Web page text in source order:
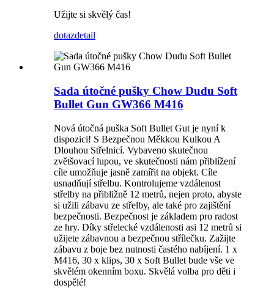
Užijte si skvělý čas!
dotazdetail
Sada útočné pušky Chow Dudu Soft
Bullet Gun GW366 M416
Nová útočná puška Soft Bullet Gut je nyní k
dispozici! S Bezpečnou Měkkou Kulkou A
Dlouhou Střelnicí. Vybaveno skutečnou
zvětšovací lupou, ve skutečnosti nám přiblížení
cíle umožňuje jasně zamířit na objekt. Cíle
usnadňují střelbu. Kontrolujeme vzdálenost
střelby na přibližně 12 metrů, nejen proto, abyste
si užili zábavu ze střelby, ale také pro zajištění
bezpečnosti. Bezpečnost je základem pro radost
ze hry. Díky střelecké vzdálenosti asi 12 metrů si
užijete zábavnou a bezpečnou střílečku. Zažijte
zábavu z boje bez nutnosti častého nabíjení. 1 x
M416, 30 x klips, 30 x Soft Bullet bude vše ve
skvělém okenním boxu. Skvělá volba pro děti i
dospělé!